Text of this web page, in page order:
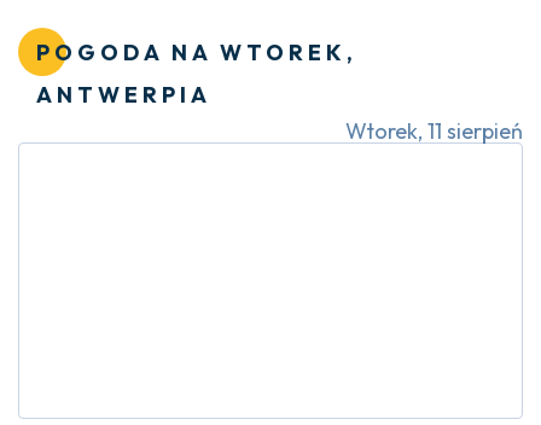
POGODA NA WTOREK,
ANTWERPIA
Wtorek, 11 sierpień